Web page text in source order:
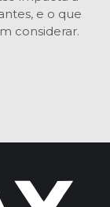
e o que
considerar.